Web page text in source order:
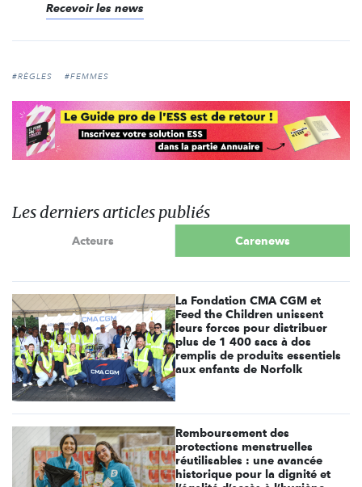
Recevoir les news
#RÈGLES #FEMMES
Les derniers articles publiés
Acteurs Carenews
La Fondation CMA CGM et
Feed the Children unissent
leurs forces pour distribuer
plus de 1 400 sacs à dos
remplis de produits essentiels
aux enfants de Norfolk
Remboursement des
protections menstruelles
réutilisables : une avancée
historique pour la dignité et